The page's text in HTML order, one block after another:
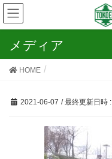
メディア
HOME
2021-06-07 / 最終更新日時 :